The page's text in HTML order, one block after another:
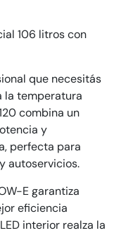
106 litros con
que necesitás
la temperatura
combina un
y
perfecta para
autoservicios.
E garantiza
eficiencia
interior realza la